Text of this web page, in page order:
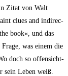
Zitat von Walt
clues and indi­rec­
book«, und das
was einem die
doch so offen­sicht­
sein Leben weiß.